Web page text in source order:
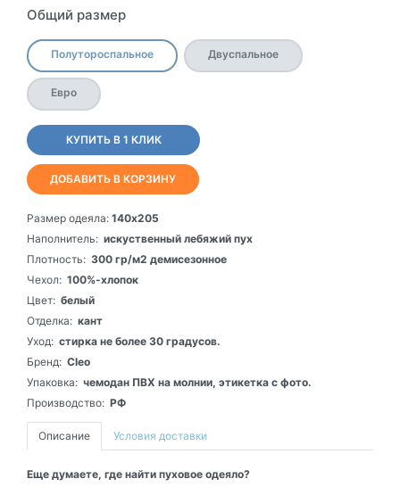
Общий размер
Полутороспальное Двуспальное
Евро
КУПИТЬ В 1 КЛИК
ДОБАВИТЬ В КОРЗИНУ
Размер одеяла: 140х205
Наполнитель: искуственный лебяжий пух
Плотность: 300 гр/м2 демисезонное
Чехол: 100%-хлопок
Цвет: белый
Отделка: кант
Уход: стирка не более 30 градусов.
Бренд: Cleo
Упаковка: чемодан ПВХ на молнии, этикетка с фото.
Производство: РФ
Описание Условия доставки
Еще думаете, где найти пуховое одеяло?